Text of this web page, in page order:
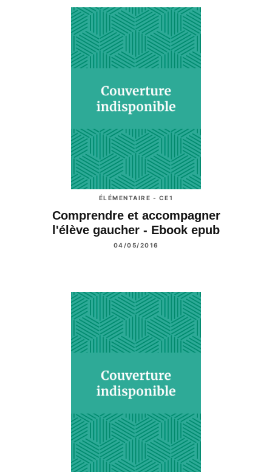
ÉLÉMENTAIRE - CE1
Comprendre et accompagner
l'élève gaucher - Ebook epub
04/05/2016